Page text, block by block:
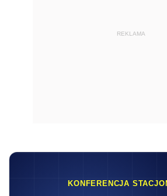
REKLAMA
KONFERENCJA